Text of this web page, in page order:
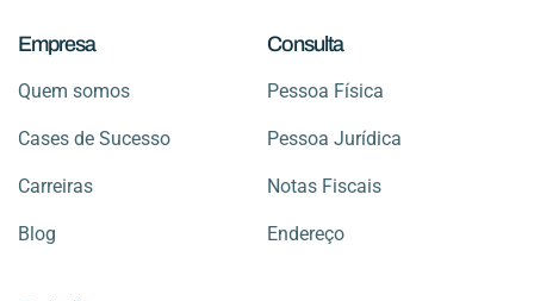
Empresa
Quem somos
Cases de Sucesso
Carreiras
Blog
Consulta
Pessoa Física
Pessoa Jurídica
Notas Fiscais
Endereço